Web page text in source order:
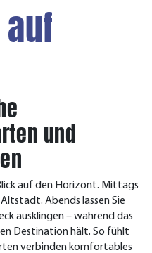
und
auf den Horizont. Mittags
Abends lassen Sie
ausklingen – während das
Destination hält. So fühlt
verbinden komfortables